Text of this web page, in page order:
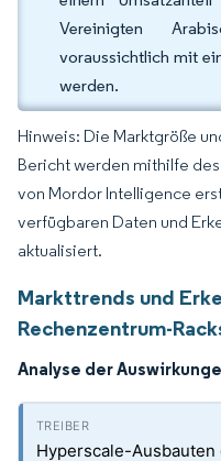
Vereinigten
voraussichtlich mit
werden.
Hinweis: Die Marktgröße
Bericht werden mithilfe
von Mordor Intelligence
verfügbaren Daten und
aktualisiert.
Markttrends und
Rechenzentrum-
Analyse der
Hyperscale-